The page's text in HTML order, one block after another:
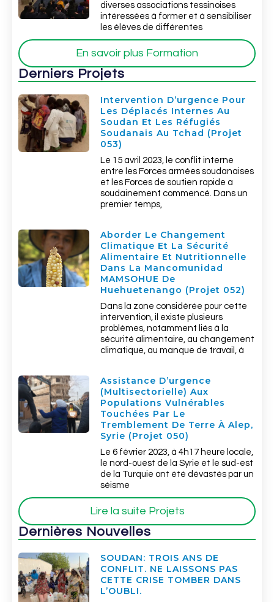
diverses associations tessinoises
intéressées à former et à sensibiliser
les élèves de différentes
En savoir plus Formation
Derniers Projets
Intervention D’urgence Pour
Les Déplacés Internes Au
Soudan Et Les Réfugiés
Soudanais Au Tchad (Projet
053)
Le 15 avril 2023, le conflit interne
entre les Forces armées soudanaises
et les Forces de soutien rapide a
soudainement commencé. Dans un
premier temps,
Aborder Le Changement
Climatique Et La Sécurité
Alimentaire Et Nutritionnelle
Dans La Mancomunidad
MAMSOHUE De
Huehuetenango (Projet 052)
Dans la zone considérée pour cette
intervention, il existe plusieurs
problèmes, notamment liés à la
sécurité alimentaire, au changement
climatique, au manque de travail, à
Assistance D’urgence
(multisectorielle) Aux
Populations Vulnérables
Touchées Par Le
Tremblement De Terre À Alep,
Syrie (Projet 050)
Le 6 février 2023, à 4h17 heure locale,
le nord-ouest de la Syrie et le sud-est
de la Turquie ont été dévastés par un
séisme
Lire la suite Projets
Dernières Nouvelles
SOUDAN: TROIS ANS DE
CONFLIT. NE LAISSONS PAS
CETTE CRISE TOMBER DANS
L’OUBLI.